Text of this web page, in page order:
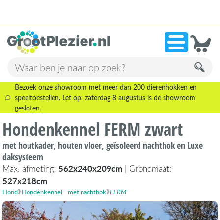
»13.945 beoordelingen!
Bezoek onze showroom met meer dan 200 dierenhokken en
speeltoestellen. Let op: zaterdag 8 augustus is de showroom
gesloten.
Hondenkennel FERM zwart
met houtkader, houten vloer, geïsoleerd nachthok en Luxe
daksysteem
Max. afmeting: 562x240x209cm | Grondmaat:
527x218cm
Hond Hondenkennel - met nachthok FERM